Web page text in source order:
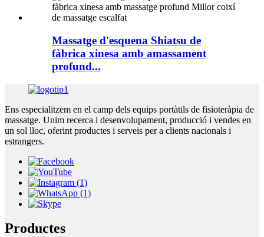
Massatge d'esquena Shiatsu de
fàbrica xinesa amb amassament
profund...
Ens especialitzem en el camp dels equips portàtils de fisioteràpia de
massatge. Unim recerca i desenvolupament, producció i vendes en
un sol lloc, oferint productes i serveis per a clients nacionals i
estrangers.
Productes